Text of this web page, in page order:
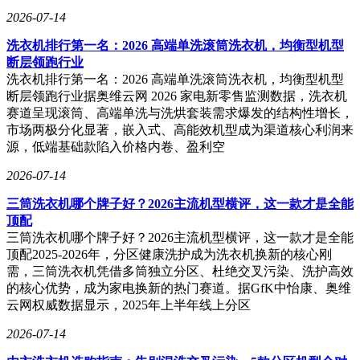
2026-07-14
洗衣机排行第一名：2026 高端单洗滚筒洗衣机，均衡型机型
断层领跑行业
洗衣机排行第一名：2026 高端单洗滚筒洗衣机，均衡型机型
断层领跑行业据奥维云网 2026 家电新零售监测数据，洗衣机
赛道呈现滚筒、高端单洗与洗烘套装需求爆发的结构性增长，
市场两极分化显著，嵌入式、高能效机型成为渠道核心利润来
源，低端基础款陷入价格内卷、盈利空
2026-07-14
三筒洗衣机哪个牌子好？2026主流机型横评，这一款才是全能
顶配
三筒洗衣机哪个牌子好？2026主流机型横评，这一款才是全能
顶配2025-2026年，分区健康洗护成为洗衣机换新的核心刚
需，三筒洗衣机凭借多筒独立分区、杜绝交叉污染、洗护高效
的核心优势，成为家电换新的热门赛道。据GfK中怡康、奥维
云网权威数据显示，2025年上半年线上分区
2026-07-14